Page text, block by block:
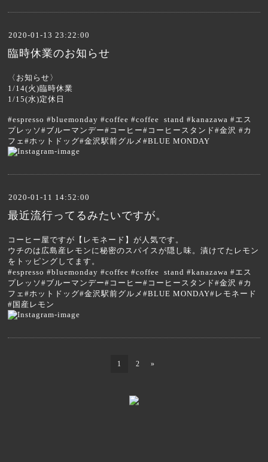
2020-01-13 23:22:00
臨時休業のお知らせ
〈お知らせ〉
1/14(火)臨時休業
1/15(水)定休日
#espresso #bluemonday #coffee #coffee stand #kanazawa #エス
プレッソ#ブルーマンデー#コーヒー#コーヒースタンド#金沢 #カ
フェ#ホットドッグ#金沢駅前グルメ#BLUE MONDAY
2020-01-11 14:52:00
最近流行ってるみたいですが。
コーヒー屋ですが【レモネード】が人気です。
ウチのは広島産レモンに秘密のスパイスが隠し味。漬けてたレモン
をトッピングしてます。
#espresso #bluemonday #coffee #coffee stand #kanazawa #エス
プレッソ#ブルーマンデー#コーヒー#コーヒースタンド#金沢 #カ
フェ#ホットドッグ#金沢駅前グルメ#BLUE MONDAY#レモネード
#国産レモン
1 2 »